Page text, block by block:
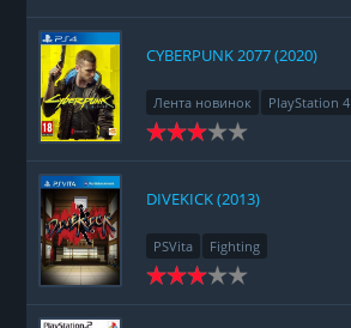
CYBERPUNK 2077 (2020)
Лента новинок PlayStation 4
Racing
Adventure
DIVEKICK (2013)
PSVita Fighting